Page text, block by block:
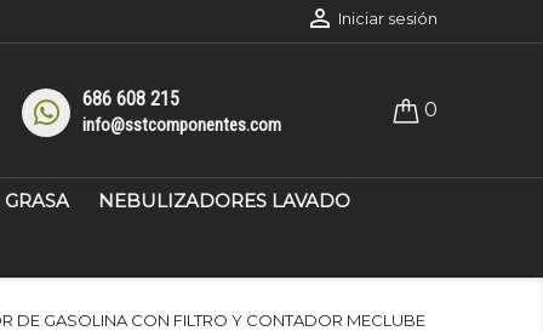
 Iniciar sesión
686 608 215
info@sstcomponentes.com
0
GRASA NEBULIZADORES LAVADO
DE GASOLINA CON FILTRO Y CONTADOR MECLUBE